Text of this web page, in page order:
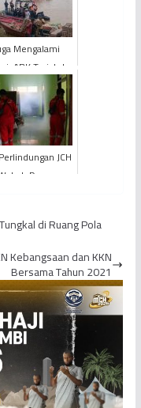
Mengalami
ABK Terjatuh
Pasir
Jambi
JCH
Demam
...
di Ruang Pola
Kebangsaan dan KKN
Bersama Tahun 2021